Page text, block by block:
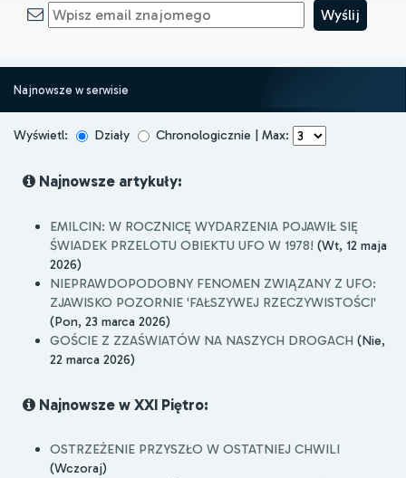
Najnowsze w serwisie
Wyświetl: Działy Chronologicznie | Max:
Najnowsze artykuły:
EMILCIN: W ROCZNICĘ WYDARZENIA POJAWIŁ SIĘ
ŚWIADEK PRZELOTU OBIEKTU UFO W 1978! (Wt, 12 maja
2026)
NIEPRAWDOPODOBNY FENOMEN ZWIĄZANY Z UFO:
ZJAWISKO POZORNIE 'FAŁSZYWEJ RZECZYWISTOŚCI'
(Pon, 23 marca 2026)
GOŚCIE Z ZZAŚWIATÓW NA NASZYCH DROGACH (Nie,
22 marca 2026)
Najnowsze w XXI Piętro:
OSTRZEŻENIE PRZYSZŁO W OSTATNIEJ CHWILI
(Wczoraj)